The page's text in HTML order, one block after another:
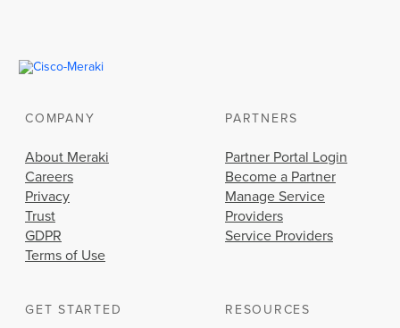
COMPANY
About Meraki
Careers
Privacy
Trust
GDPR
Terms of Use
PARTNERS
Partner Portal Login
Become a Partner
Manage Service
Providers
Service Providers
GET STARTED RESOURCES